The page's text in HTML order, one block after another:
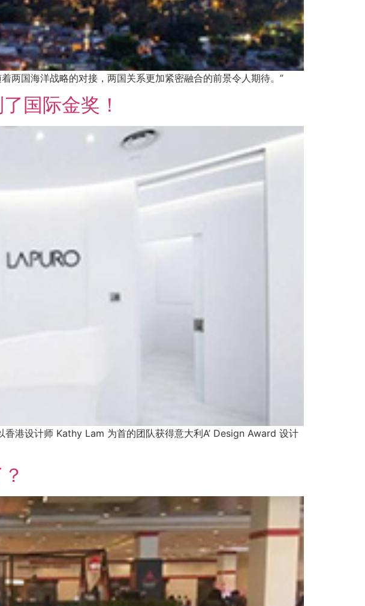
两国海洋战略的对接，两国关系更加紧密融合的前景令人期待。”
国际金奖！
港设计师 Kathy Lam 为首的团队获得意大利A’ Design Award 设计